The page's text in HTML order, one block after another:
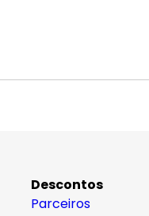
Descontos
Parceiros